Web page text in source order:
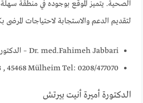
الصحية. يتميز الموقع بوجوده في منطقة
لتقديم الدعم والاستجابة لاحتياجات المرضى
Dr. med.Fahimeh Jabbari – الدكتورة فهيمة جابري
,45468 MülheimTel: 0208/477070
الدكتورة أميرة أنيت بيرتش